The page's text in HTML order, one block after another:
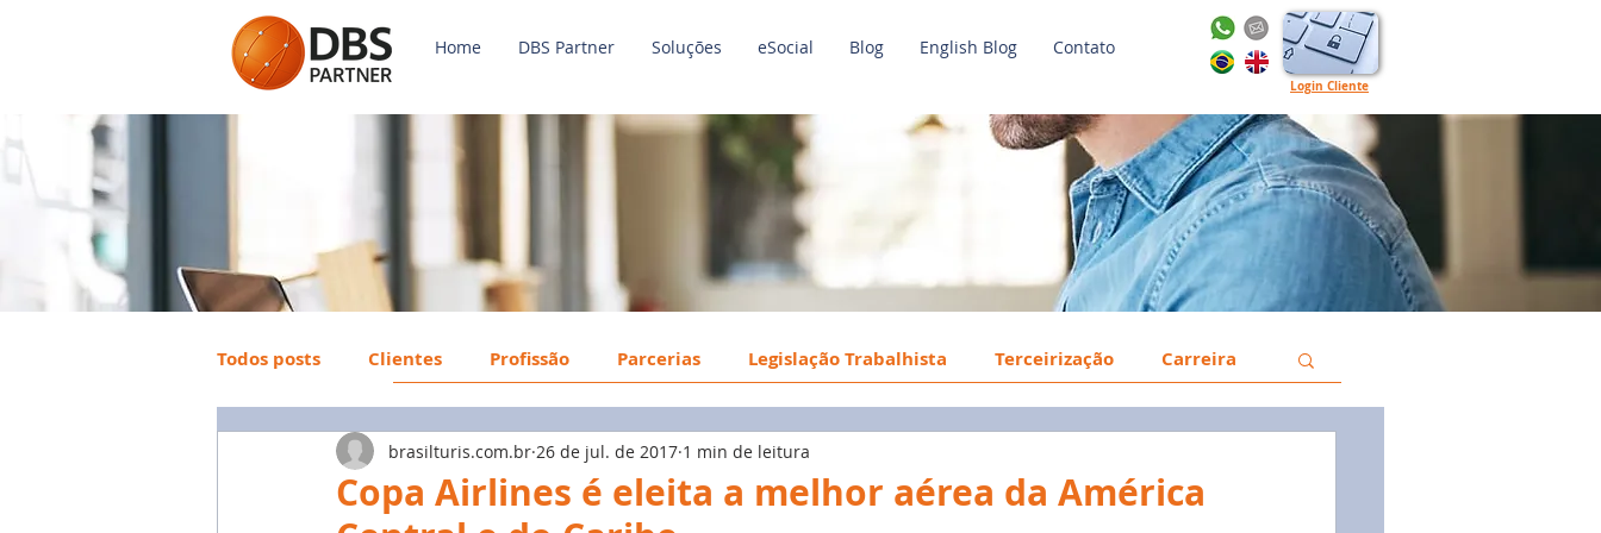
Home DBS Partner Soluções eSocial Blog English Blog Contato
Login Cliente
Todos posts Clientes Profissão Parcerias Legislação Trabalhista Terceirização Carreira
FGTS Mercado de Trabalho Economia
Copa Airlines é eleita a melhor aérea da América
brasilturis.com.br 26 de jul. de 2017 1 min de leitura